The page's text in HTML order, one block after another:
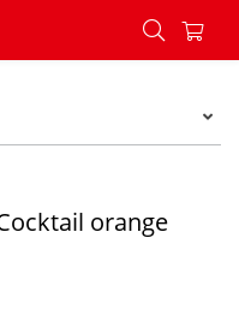
Cocktail orange taste
orange